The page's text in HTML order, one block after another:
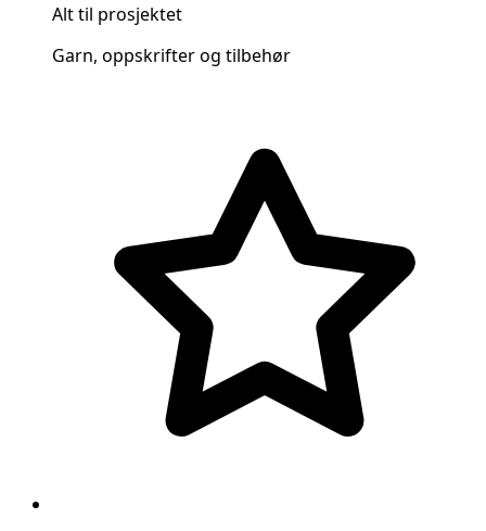
Alt til prosjektet
Garn, oppskrifter og tilbehør